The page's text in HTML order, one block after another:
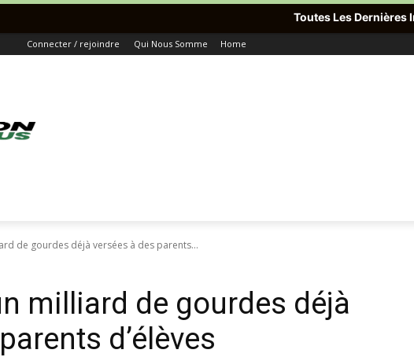
Connecter / rejoindre Qui Nous Somme Home
de gourdes déjà versées à des parents...
milliard de gourdes déjà
d’élèves
Toutes Les Dernières Informations